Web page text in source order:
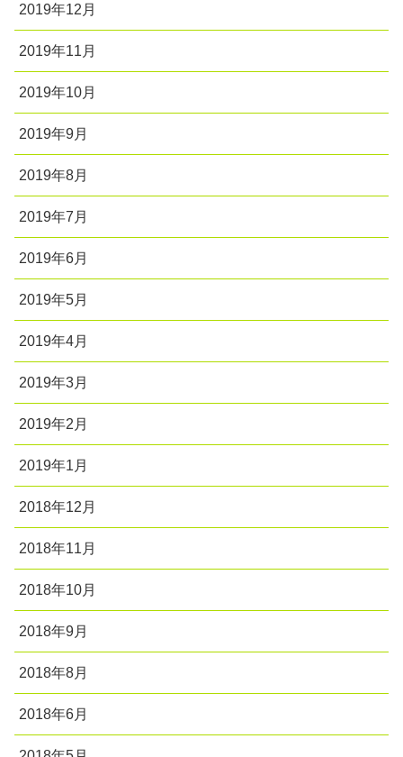
2019年12月
2019年11月
2019年10月
2019年9月
2019年8月
2019年7月
2019年6月
2019年5月
2019年4月
2019年3月
2019年2月
2019年1月
2018年12月
2018年11月
2018年10月
2018年9月
2018年8月
2018年6月